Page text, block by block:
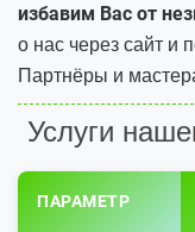
избавим Вас от
о нас через сайт и
Партнёры и
Услуги
ПАРАМЕТР